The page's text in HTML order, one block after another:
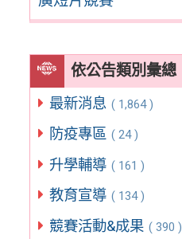
依公告類別彙總
最新消息 ( 1,864 )
防疫專區 ( 24 )
升學輔導 ( 161 )
教育宣導 ( 134 )
競賽活動&成果 ( 390 )